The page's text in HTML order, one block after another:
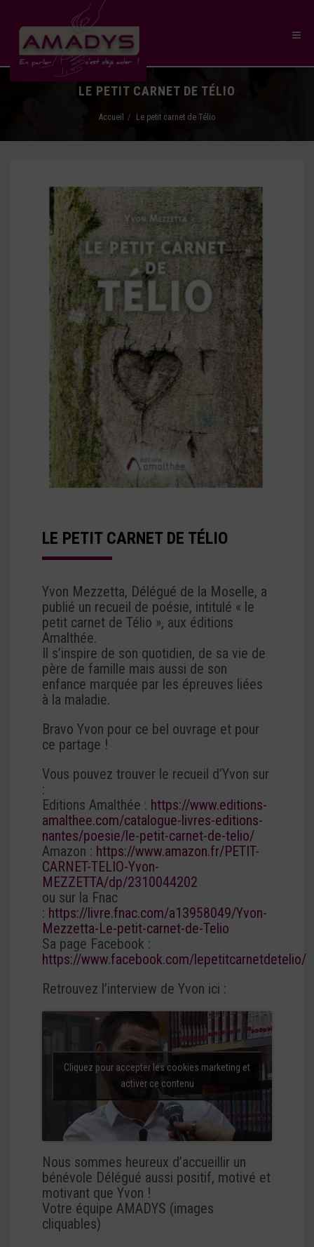
LE PETIT CARNET DE TÉLIO
Accueil Le petit carnet de Télio
LE PETIT CARNET DE TÉLIO
Yvon Mezzetta, Délégué de la Moselle, a
publié un recueil de poésie, intitulé « le
petit carnet de Télio », aux éditions
Amalthée.
Il s’inspire de son quotidien, de sa vie de
père de famille mais aussi de son
enfance marquée par les épreuves liées
à la maladie.
Bravo Yvon pour ce bel ouvrage et pour
ce partage !
Vous pouvez trouver le recueil d’Yvon sur
:
Editions Amalthée : https://www.editions-
amalthee.com/catalogue-livres-editions-
nantes/poesie/le-petit-carnet-de-telio/
Amazon : https://www.amazon.fr/PETIT-
CARNET-TELIO-Yvon-
MEZZETTA/dp/2310044202
ou sur la Fnac
: https://livre.fnac.com/a13958049/Yvon-
Mezzetta-Le-petit-carnet-de-Telio
Sa page Facebook :
https://www.facebook.com/lepetitcarnetdetelio/
Retrouvez l’interview de Yvon ici :
Cliquez pour accepter les cookies marketing et
activer ce contenu
Nous sommes heureux d’accueillir un
bénévole Délégué aussi positif, motivé et
motivant que Yvon !
Votre équipe AMADYS (images
cliquables)